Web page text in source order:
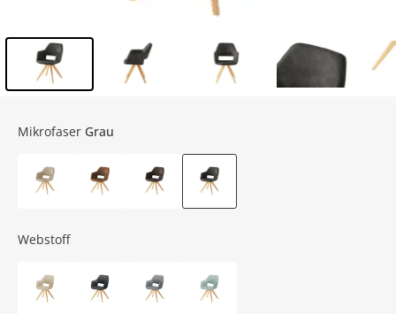
Mikrofaser Grau
Webstoff